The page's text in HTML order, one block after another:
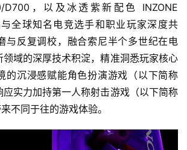
，以及冰透紫新配色 INZONE
全球知名电竞选手和职业玩家深度共
与反复调校，融合索尼半个多世纪在电
域的深厚技术积淀，精准洞悉玩家核心
的沉浸感赋能角色扮演游戏（以下简称
应实力加持第一人称射击游戏（以下简称
不同于往的游戏体验。